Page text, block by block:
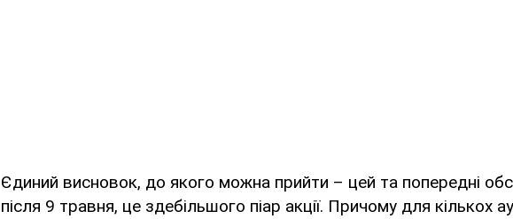
Єдиний висновок, до якого можна прийти – цей та попередні
після 9 травня, це здебільшого піар акції. Причому для кількох